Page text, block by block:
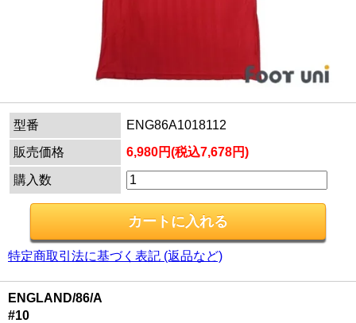
型番
ENG86A1018112
販売価格
6,980円(税込7,678円)
購入数
特定商取引法に基づく表記 (返品など)
ENGLAND/86/A
#10